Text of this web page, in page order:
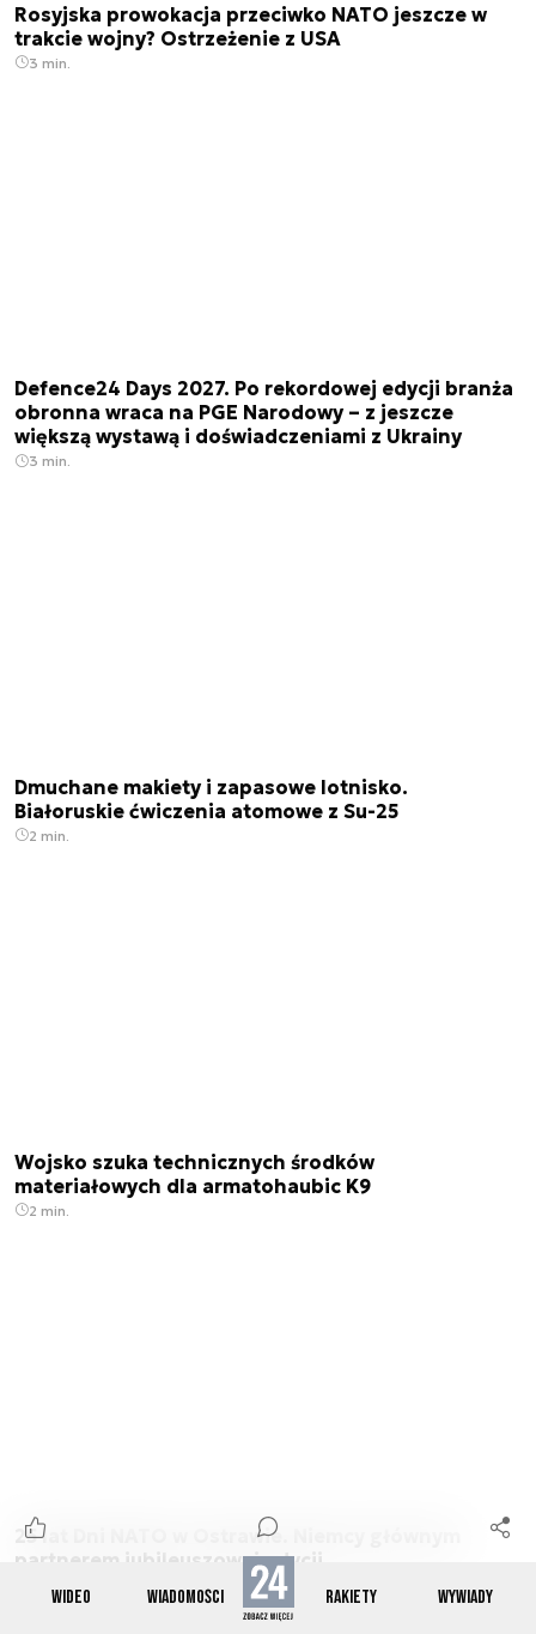
WIDEO WIADOMOŚCI RAKIETY WYWIADY
Rosyjska prowokacja przeciwko NATO jeszcze w
trakcie wojny? Ostrzeżenie z USA
3 min.
Defence24 Days 2027. Po rekordowej edycji branża
obronna wraca na PGE Narodowy – z jeszcze
większą wystawą i doświadczeniami z Ukrainy
3 min.
Dmuchane makiety i zapasowe lotnisko.
Białoruskie ćwiczenia atomowe z Su-25
2 min.
Wojsko szuka technicznych środków
materiałowych dla armatohaubic K9
2 min.
25 lat Dni NATO w Ostrawie. Niemcy głównym
partnerem jubileuszowej edycji